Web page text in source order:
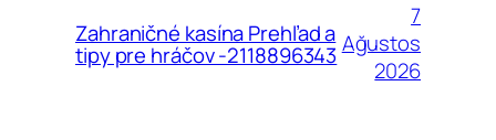
Zahraničné kasína Prehľad a
tipy pre hráčov -2118896343
7
Ağustos
2026